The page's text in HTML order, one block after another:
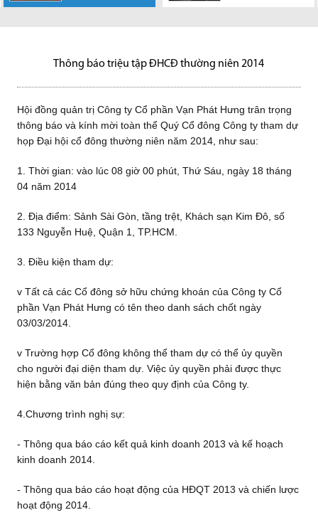
Sáng ngày 13-2-
Vạn Phát Hưng
Ngày 26-04-2016,
HCM với...
Phát Hưng chính
Công ty Cổ phần
Thông báo triệu tập ĐHCĐ thường niên 2014
Hội đồng quản trị Công ty Cổ phần Vạn Phát Hưng trân trọng
thông báo và kính mời toàn thể Quý Cổ đông Công ty tham dự
họp Đại hội cổ đông thường niên năm 2014, như sau:
1. Thời gian: vào lúc 08 giờ 00 phút, Thứ Sáu, ngày 18 tháng
04 năm 2014
2. Địa điểm: Sảnh Sài Gòn, tầng trệt, Khách sạn Kim Đô, số
133 Nguyễn Huệ, Quận 1, TP.HCM.
3. Điều kiện tham dự:
v Tất cả các Cổ đông sở hữu chứng khoán của Công ty Cổ
phần Vạn Phát Hưng có tên theo danh sách chốt ngày
03/03/2014.
v Trường hợp Cổ đông không thể tham dự có thể ủy quyền
cho người đại diện tham dự. Việc ủy quyền phải được thực
hiện bằng văn bản đúng theo quy định của Công ty.
4.Chương trình nghị sự:
- Thông qua báo cáo kết quả kinh doanh 2013 và kế hoạch
kinh doanh 2014.
- Thông qua báo cáo hoạt động của HĐQT 2013 và chiến lược
hoạt động 2014.